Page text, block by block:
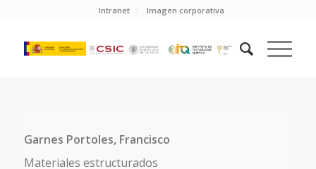
Intranet Imagen corporativa
Garnes Portoles, Francisco
Materiales estructurados